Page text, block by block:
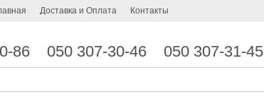
Доставка и Оплата Контакты
86 050 307-30-46 050 307-31-45